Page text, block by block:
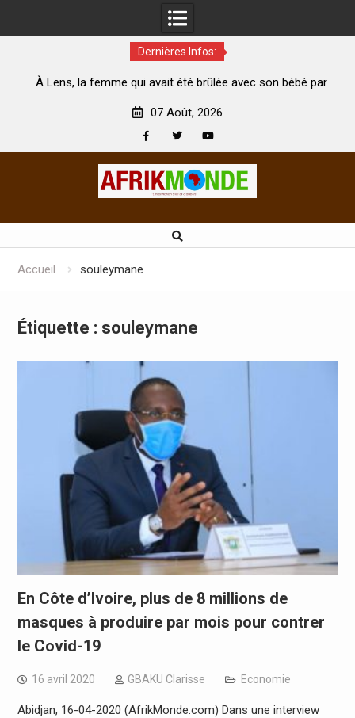
Dernières Infos:
été brûlée avec son bébé par
Coopération: Le ministre
07 Août, 2026
Accueil souleymane
Étiquette : souleymane
En Côte d’Ivoire, plus de 8 millions de
masques à produire par mois pour contrer
le Covid-19
16 avril 2020 GBAKU Clarisse Economie
Abidjan, 16-04-2020 (AfrikMonde.com) Dans une interview